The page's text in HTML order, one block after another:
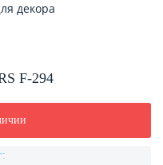
декора
F-294